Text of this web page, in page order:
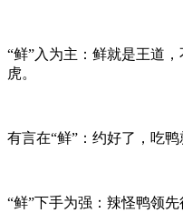
“鲜”入为主：鲜就是王道
虎。
有言在“鲜” ：约好了，吃
“鲜”下手为强：辣怪鸭领先